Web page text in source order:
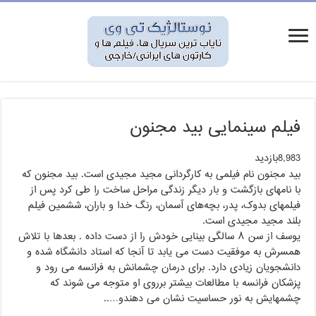
فیلم سینمایی بید مجنون
8,983بازدید
بید مجنون نام فیلمی به کارگردانی مجید مجیدی است. بید مجنون که
با نامهای بازگشت و بار دیگر زندگی مراحل ساخت را طی کرد پس از
فیلمهای بدوک، پدر، بچه‌های آسمان، رنگ خدا و باران، ششمین فیلم
بلند مجید مجیدی است.
یوسف از سن ۸ سالگی بینایی خودش را از دست داده . بعدها با تلاش
همسرش به موفقیت دست می یابد تا آنجا که استاد دانشگاه شده و
دانشجویان زیادی دارد. برای درمان چشمانش به فرانسه می رود و
پزشکان فرانسه با مطالعات بیشتر برروی او متوجه می شوند که
چشمهایش به نور حساسیت نشان می دهندو…..